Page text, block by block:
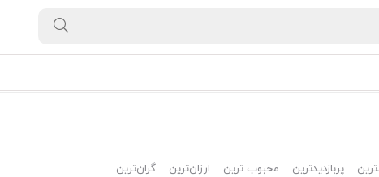
پربازدیدترین محبوب ترین ارزان‌ترین گران‌ترین